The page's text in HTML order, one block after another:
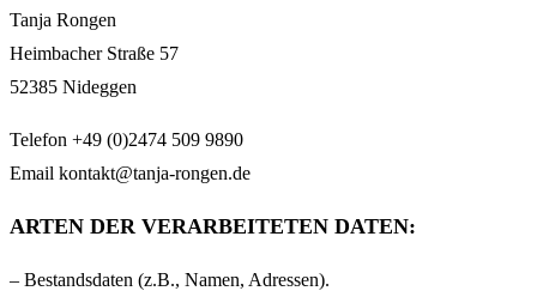
Tanja Rongen
Heimbacher Straße 57
52385 Nideggen
Telefon +49 (0)2474 509 9890
Email kontakt@tanja-rongen.de
ARTEN DER VERARBEITETEN DATEN:
– Bestandsdaten (z.B., Namen, Adressen).